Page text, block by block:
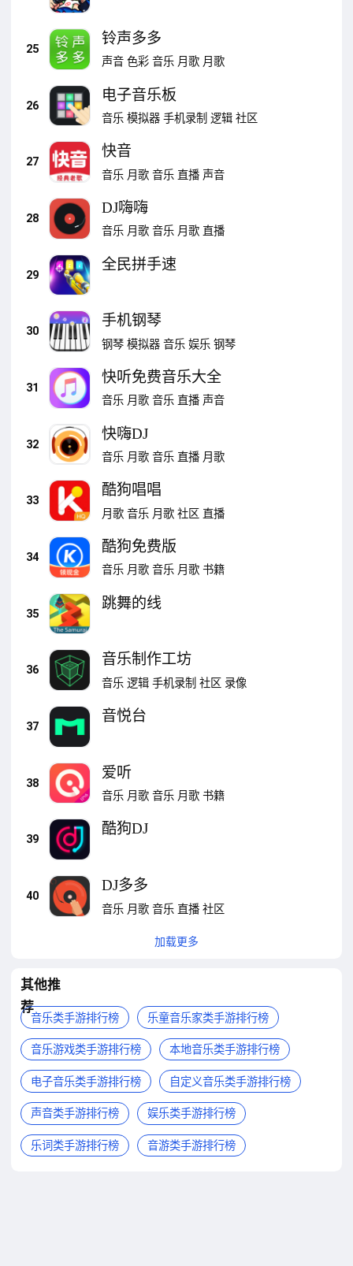
25
铃声多多
声音 色彩 音乐 月歌 月歌
26
电子音乐板
音乐 模拟器 手机录制 逻辑 社区
27
快音
音乐 月歌 音乐 直播 声音
28
DJ嗨嗨
音乐 月歌 音乐 月歌 直播
29
全民拼手速
30
手机钢琴
钢琴 模拟器 音乐 娱乐 钢琴
31
快听免费音乐大全
音乐 月歌 音乐 直播 声音
32
快嗨DJ
音乐 月歌 音乐 直播 月歌
33
酷狗唱唱
月歌 音乐 月歌 社区 直播
34
酷狗免费版
音乐 月歌 音乐 月歌 书籍
35
跳舞的线
36
音乐制作工坊
音乐 逻辑 手机录制 社区 录像
37
音悦台
38
爱听
音乐 月歌 音乐 月歌 书籍
39
酷狗DJ
40
DJ多多
音乐 月歌 音乐 直播 社区
加载更多
其他推
荐
音乐类手游排行榜 乐童音乐家类手游排行榜
音乐游戏类手游排行榜 本地音乐类手游排行榜
电子音乐类手游排行榜 自定义音乐类手游排行榜
声音类手游排行榜 娱乐类手游排行榜
乐词类手游排行榜 音游类手游排行榜